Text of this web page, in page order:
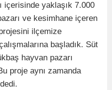
içerisinde yaklaşık 7.000
ve kesimhane içeren
ilçemize
başladık. Süt
hayvan pazarı
proje aynı zamanda